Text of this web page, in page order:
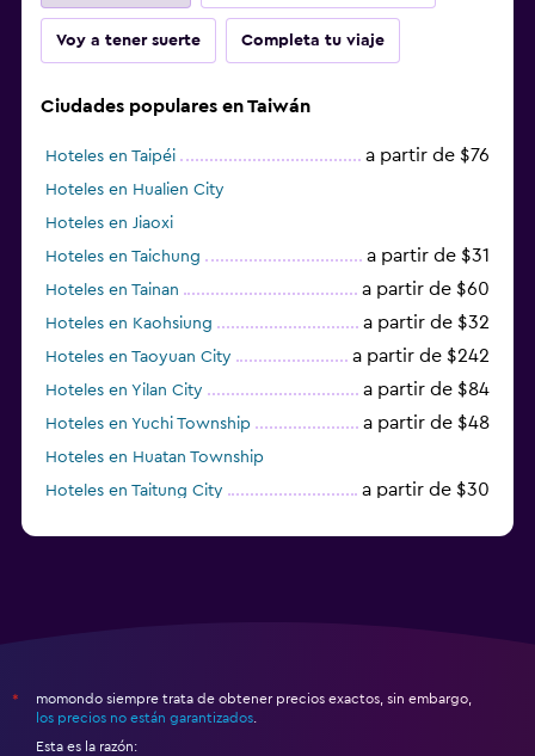
Voy a tener suerte Completa tu viaje
Ciudades populares en Taiwán
Hoteles en Taipéi a partir de $76
Hoteles en Hualien City
Hoteles en Jiaoxi
Hoteles en Taichung
a partir de $31
Hoteles en Tainan a partir de $60
Hoteles en Kaohsiung a partir de $32
Hoteles en Taoyuan City a partir de $242
Hoteles en Yilan City a partir de $84
Hoteles en Yuchi Township a partir de $48
Hoteles en Huatan Township
Hoteles en Taitung City
a partir de $30
*
momondo siempre trata de obtener precios exactos, sin embargo,
los precios no están garantizados
Esta es la razón: